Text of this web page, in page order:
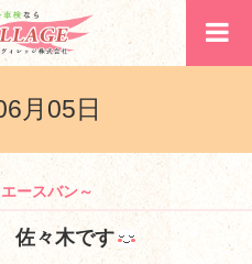
月05日
ースバン～
佐々木です